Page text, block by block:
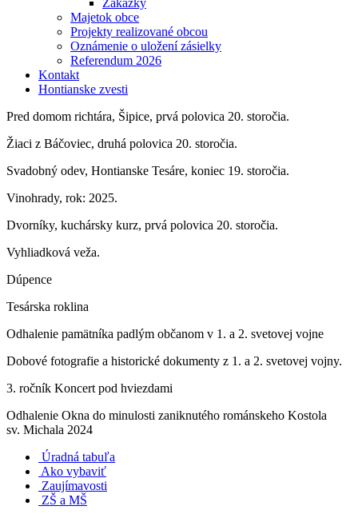
Zákazky
Majetok obce
Projekty realizované obcou
Oznámenie o uložení zásielky
Referendum 2026
Kontakt
Hontianske zvesti
Pred domom richtára, Šipice, prvá polovica 20. storočia.
Žiaci z Báčoviec, druhá polovica 20. storočia.
Svadobný odev, Hontianske Tesáre, koniec 19. storočia.
Vinohrady, rok: 2025.
Dvorníky, kuchársky kurz, prvá polovica 20. storočia.
Vyhliadková veža.
Dúpence
Tesárska roklina
Odhalenie pamätníka padlým občanom v 1. a 2. svetovej vojne
Dobové fotografie a historické dokumenty z 1. a 2. svetovej vojny.
3. ročník Koncert pod hviezdami
Odhalenie Okna do minulosti zaniknutého románskeho Kostola
sv. Michala 2024
Úradná tabuľa
Ako vybaviť
Zaujímavosti
ZŠ a MŠ